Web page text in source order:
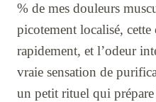
% de mes douleurs
picotement localisé, cette
rapidement, et l’odeur
vraie sensation de
un petit rituel qui